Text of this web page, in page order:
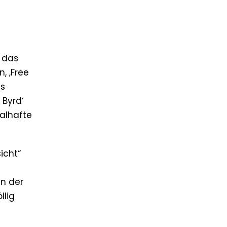
‚Free
der